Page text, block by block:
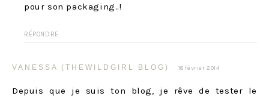
pour son packaging..!
RÉPONDRE
VANESSA (THEWILDGIRL BLOG) 18 février 2014
Depuis que je suis ton blog, je rêve de tester le